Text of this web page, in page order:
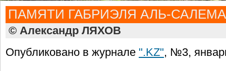
ПАМЯТИ ГАБРИЭЛЯ АЛЬ-САЛЕМА
© Александр ЛЯХОВ
Опубликовано в журнале ".KZ", №3,